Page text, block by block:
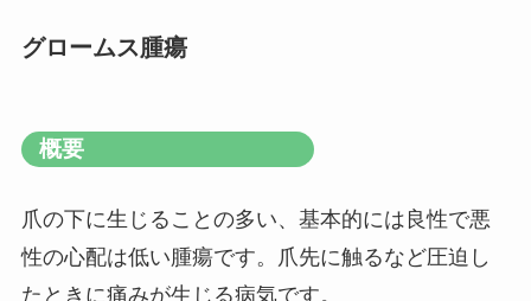
グロームス腫瘍
概要
爪の下に生じることの多い、基本的には良性で悪
性の心配は低い腫瘍です。爪先に触るなど圧迫し
たときに痛みが生じる病気です。